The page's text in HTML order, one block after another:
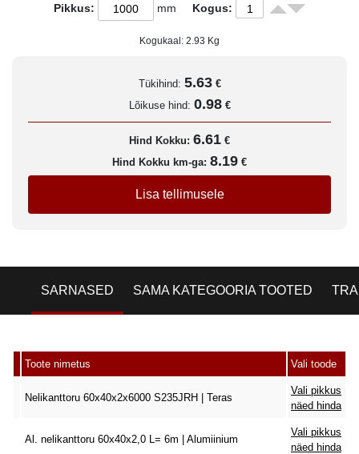
Pikkus: mm Kogus:
Kogukaal: 2.93 Kg
Tükihind: 5.63 €
Lõikuse hind: 0.98 €
Hind Kokku: 6.61 €
Hind Kokku km-ga: 8.19 €
Lisa tellimusele
SARNASED SAMA KATEGOORIA TOOTED
Toote nimetus Vali toode
Nelikanttoru 60x40x2x6000 S235JRH | Teras
Vali pikkus
näed hinda
Al. nelikanttoru 60x40x2,0 L= 6m | Alumiinium
Vali pikkus
näed hinda